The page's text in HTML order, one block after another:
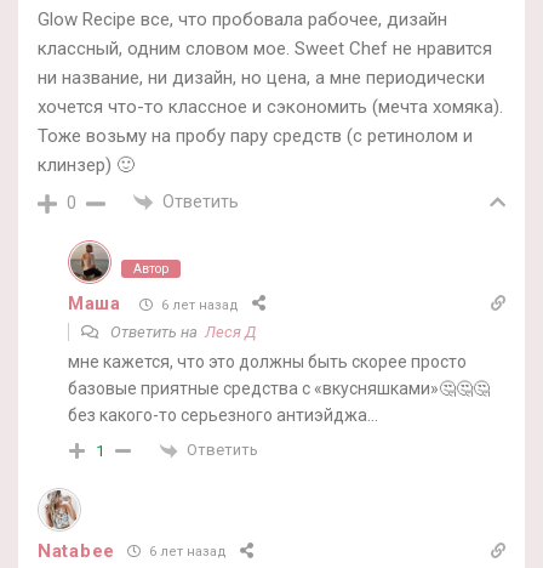
Glow Recipe все, что пробовала рабочее, дизайн
классный, одним словом мое. Sweet Chef не нравится
ни название, ни дизайн, но цена, а мне периодически
хочется что-то классное и сэкономить (мечта хомяка).
Тоже возьму на пробу пару средств (с ретинолом и
клинзер) 🙂
0 Ответить
Автор
Маша 6 лет назад
Ответить наЛеся Д
мне кажется, что это должны быть скорее просто
базовые приятные средства с «вкусняшками»🤔🤔🤔
без какого-то серьезного антиэйджа…
1 Ответить
Natabee 6 лет назад